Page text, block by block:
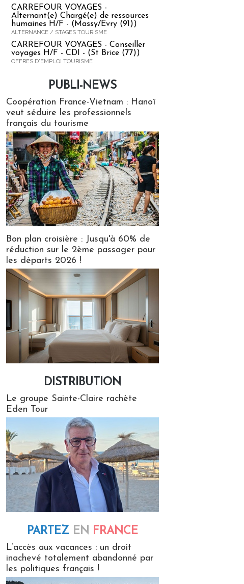
CARREFOUR VOYAGES -
Alternant(e) Chargé(e) de ressources
humaines H/F - (Massy/Evry (91))
ALTERNANCE / STAGES TOURISME
CARREFOUR VOYAGES - Conseiller
voyages H/F - CDI - (St Brice (77))
OFFRES D'EMPLOI TOURISME
PUBLI-NEWS
Coopération France-Vietnam : Hanoï
veut séduire les professionnels
français du tourisme
Bon plan croisière : Jusqu'à 60% de
réduction sur le 2ème passager pour
les départs 2026 !
DISTRIBUTION
Le groupe Sainte-Claire rachète
Eden Tour
PARTEZ EN FRANCE
L’accès aux vacances : un droit
inachevé totalement abandonné par
les politiques français !